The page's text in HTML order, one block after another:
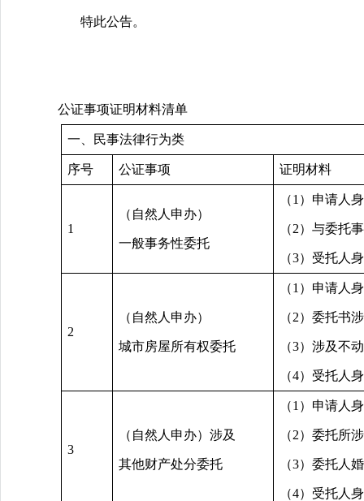
特此公告。
公证事项证明材料清单
一、民事法律行为类
序号 公证事项 证明材料
1
（自然人申办）
一般事务性委托
（1）申请人
（2）与委托
（3）受托人
2
（自然人申办）
城市房屋所有权委托
（1）申请人
（2）委托书
（3）涉及不
（4）受托人
3
（自然人申办）涉及
其他财产处分委托
（1）申请人
（2）委托所
（3）委托人
（4）受托人